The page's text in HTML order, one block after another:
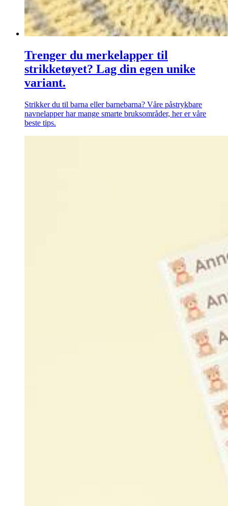
Trenger du merkelapper til
strikketøyet? Lag din egen unike
variant.
Strikker du til barna eller barnebarna? Våre påstrykbare
navnelapper har mange smarte bruksområder, her er våre
beste tips.